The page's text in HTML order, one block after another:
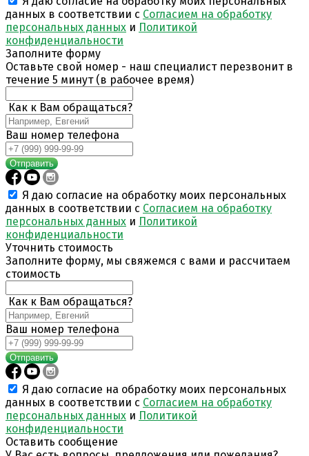
данных в соответствии с Согласием на обработку
персональных данных и Политикой
конфиденциальности
Заполните форму
Оставьте свой номер - наш специалист перезвонит в
течение 5 минут (в рабочее время)
Как к Вам обращаться?
Ваш номер телефона
Отправить
Я даю согласие на обработку моих персональных
данных в соответствии с Согласием на обработку
персональных данных и Политикой
конфиденциальности
Уточнить стоимость
Заполните форму, мы свяжемся с вами и рассчитаем
стоимость
Как к Вам обращаться?
Ваш номер телефона
Отправить
Я даю согласие на обработку моих персональных
данных в соответствии с Согласием на обработку
персональных данных и Политикой
конфиденциальности
Оставить сообщение